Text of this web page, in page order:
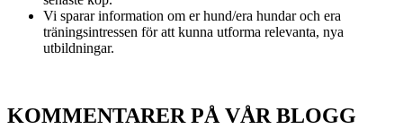
Vi sparar information om er hund/era hundar och era
träningsintressen för att kunna utforma relevanta, nya
utbildningar.
KOMMENTARER PÅ VÅR BLOGG